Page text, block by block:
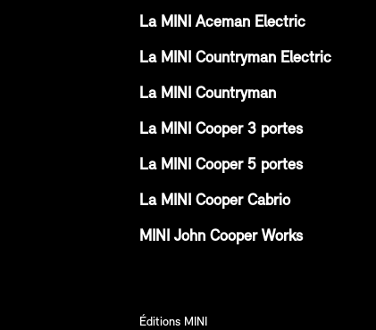
La MINI Aceman Electric
La MINI Countryman Electric
La MINI Countryman
La MINI Cooper 3 portes
La MINI Cooper 5 portes
La MINI Cooper Cabrio
MINI John Cooper Works
Éditions MINI